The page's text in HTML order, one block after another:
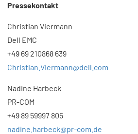
Pressekontakt
Christian Viermann
Dell EMC
+49 69 210868 639
Christian.Viermann@dell.com
Nadine Harbeck
PR-COM
+49 89 59997 805
nadine.harbeck@pr-com.de